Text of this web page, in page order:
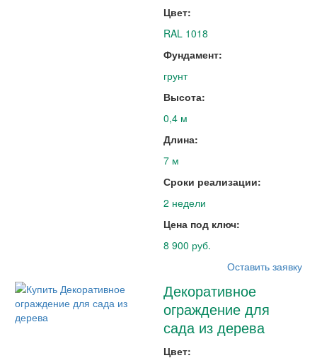
Цвет:
RAL 1018
Фундамент:
грунт
Высота:
0,4 м
Длина:
7 м
Сроки реализации:
2 недели
Цена под ключ:
8 900 руб.
Оставить заявку
Декоративное
ограждение для
сада из дерева
Цвет: